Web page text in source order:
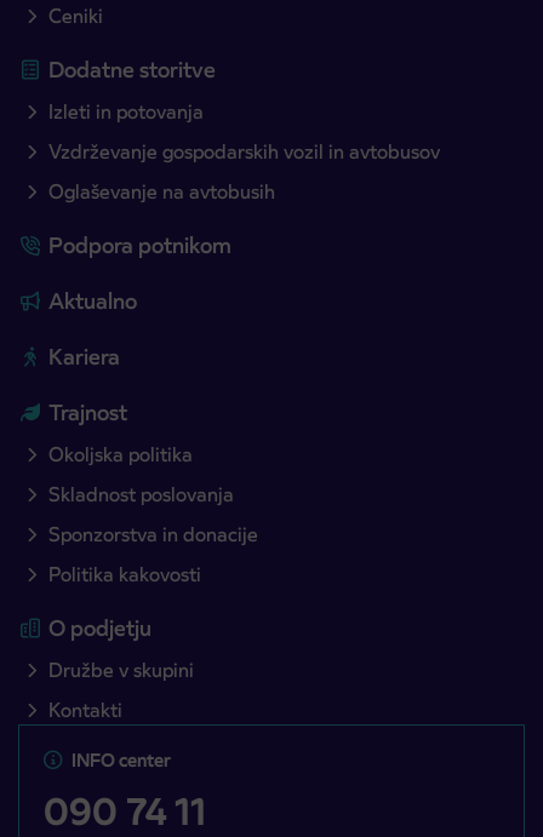
Ceniki
Dodatne storitve
Izleti in potovanja
Vzdrževanje gospodarskih vozil in avtobusov
Oglaševanje na avtobusih
Podpora potnikom
Aktualno
Kariera
Trajnost
Okoljska politika
Skladnost poslovanja
Sponzorstva in donacije
Politika kakovosti
O podjetju
Družbe v skupini
Kontakti
INFO center
090 74 11